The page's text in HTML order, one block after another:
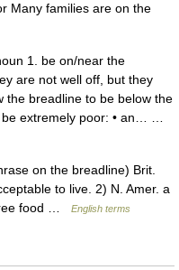
Many families are on the
1. be on/​near the
are not well off, but they
the breadline to be below the
be extremely poor: • an… …
on the breadline) Brit.
to live. 2) N. Amer. a
food …
English terms